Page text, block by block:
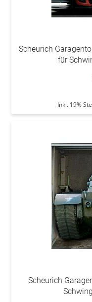
Scheurich
für
Inkl. 19%
Scheurich